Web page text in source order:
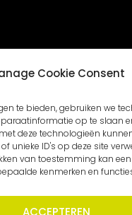
Cookie Consent
te bieden, gebruiken we
op te slaan
deze technologieën
unieke ID's op deze site
van toestemming kan
kenmerken en
ACCEPTEREN